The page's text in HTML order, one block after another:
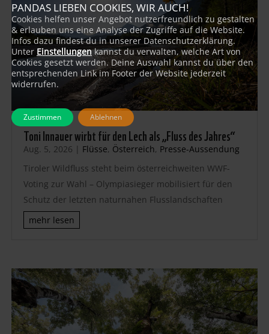
Toni Innauer wirbt für den Lech als „Fluss des Jahres“
Aug. 5, 2026 | Flüsse, Österreich, Presse-Aussendung
Tiroler Wildfluss steht beim österreichweiten WWF-
Voting zur Wahl – Olympiasieger mobilisiert für den
Schutz der letzten naturnahen Flusslandschaften
mehr lesen
PANDAS LIEBEN COOKIES, WIR AUCH!
Cookies helfen unser Angebot nutzerfreundlich zu gestalten
& erlauben uns eine Analyse der Zugriffe auf die Website.
Infos dazu findest du in unserer Datenschutzerklärung.
Unter Einstellungen kannst du verwalten, welche Art von
Cookies gesetzt werden. Deine Auswahl kannst du über den
entsprechenden Link im Footer der Website jederzeit
widerrufen.
Zustimmen Ablehnen